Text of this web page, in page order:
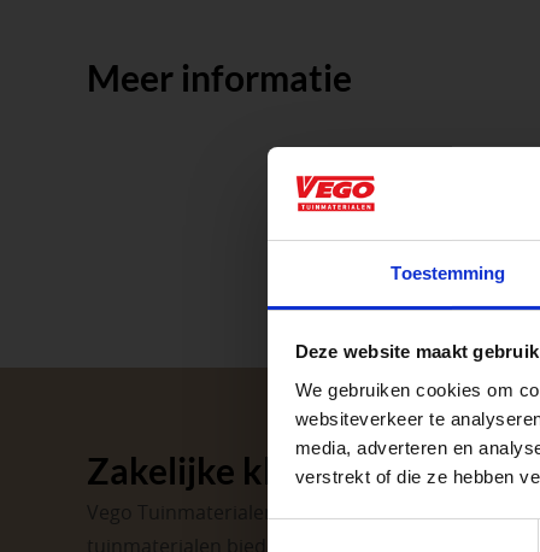
Toestemming
Deze website maakt
We gebruiken cookies om
websiteverkeer te
media, adverteren en
verstrekt of die ze hebben
Meer informatie
Zakelijke klant worden
Vego Tuinmaterialen is de meest geschikte
tuinmaterialen bieden wij een breed assortiment
Aangepaste
op zaterdag.
Afsluiting